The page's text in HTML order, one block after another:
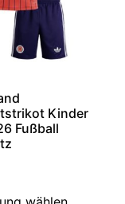
Kinder
Fußball